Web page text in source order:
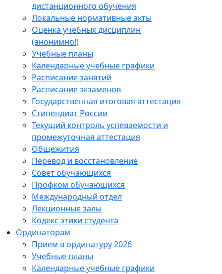
дистанционного обучения
Локальные нормативные акты
Оценка учебных дисциплин
(анонимно!)
Учебные планы
Календарные учебные графики
Расписание занятий
Расписание экзаменов
Государственная итоговая аттестация
Стипендиат России
Текущий контроль успеваемости и
промежуточная аттестация
Общежития
Перевод и восстановление
Совет обучающихся
Профком обучающихся
Международный отдел
Лекционные залы
Кодекс этики студента
Ординаторам
Прием в ординатуру 2026
Учебные планы
Календарные учебные графики